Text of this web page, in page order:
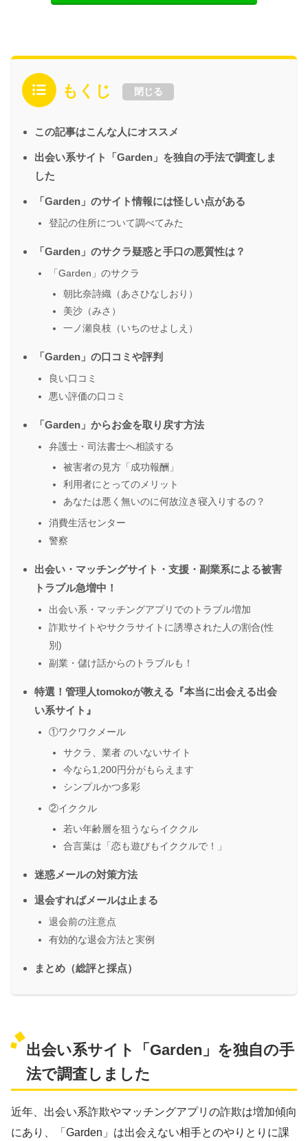
もくじ 閉じる
この記事はこんな人にオススメ
出会い系サイト「Garden」を独自の手法で調査しま
した
「Garden」のサイト情報には怪しい点がある
登記の住所について調べてみた
「Garden」のサクラ疑惑と手口の悪質性は？
「Garden」のサクラ
朝比奈詩織（あさひなしおり）
美沙（みさ）
一ノ瀬良枝（いちのせよしえ）
「Garden」の口コミや評判
良い口コミ
悪い評価の口コミ
「Garden」からお金を取り戻す方法
弁護士・司法書士へ相談する
被害者の見方「成功報酬」
利用者にとってのメリット
あなたは悪く無いのに何故泣き寝入りするの？
消費生活センター
警察
出会い・マッチングサイト・支援・副業系による被害
トラブル急増中！
出会い系・マッチングアプリでのトラブル増加
詐欺サイトやサクラサイトに誘導された人の割合(性
別)
副業・儲け話からのトラブルも！
特選！管理人tomokoが教える『本当に出会える出会
い系サイト』
①ワクワクメール
サクラ、業者 のいないサイト
今なら1,200円分がもらえます
シンプルかつ多彩
②イククル
若い年齢層を狙うならイククル
合言葉は「恋も遊びもイククルで！」
迷惑メールの対策方法
退会すればメールは止まる
退会前の注意点
有効的な退会方法と実例
まとめ（総評と採点）
出会い系サイト「Garden」を独自の手
法で調査しました
近年、出会い系詐欺やマッチングアプリの詐欺は増加傾向
にあり、「Garden」は出会えない相手とのやりとりに課